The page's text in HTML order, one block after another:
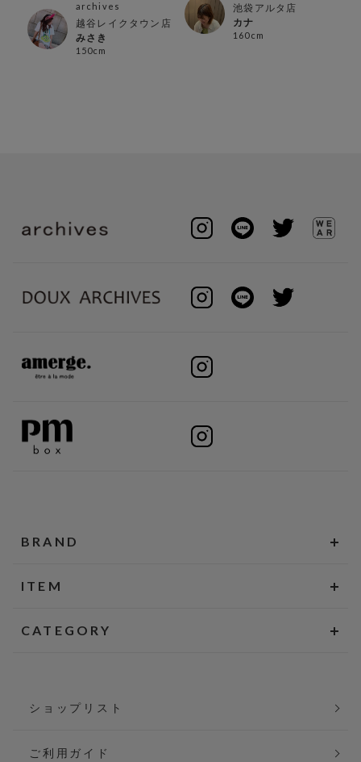
archives
越谷レイクタウン店
みさき
150cm
池袋アルタ店
カナ
160cm
BRAND
ITEM
CATEGORY
ショップリスト
ご利用ガイド